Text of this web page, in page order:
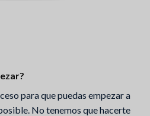
para que puedas empezar a
No tenemos que hacerte